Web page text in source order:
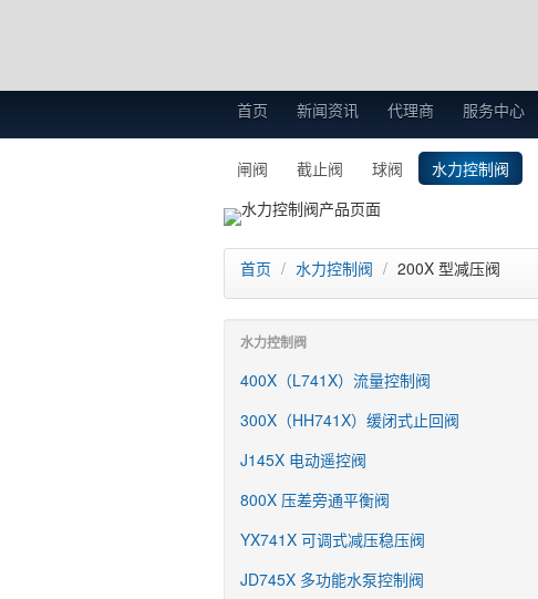
首页 新闻资讯 代理商 服务中心
闸阀 截止阀 球阀 水力控制阀
首页 / 水力控制阀 / 200X 型减压阀
水力控制阀
400X（L741X）流量控制阀
300X（HH741X）缓闭式止回阀
J145X 电动遥控阀
800X 压差旁通平衡阀
YX741X 可调式减压稳压阀
JD745X 多功能水泵控制阀